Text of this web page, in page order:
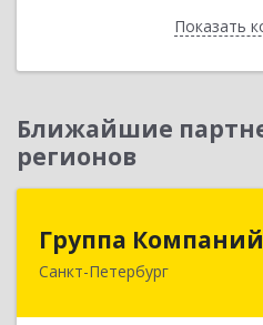
Показать
Ближайшие
регионов
Группа
Санкт-Петербург
Группа
195112, Санкт-